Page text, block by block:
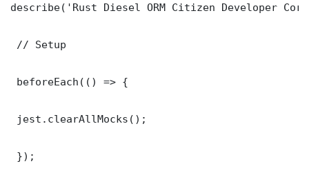
describe('Rust Diesel ORM Citizen Developer
// Setup
beforeEach(() => {
jest.clearAllMocks();
});